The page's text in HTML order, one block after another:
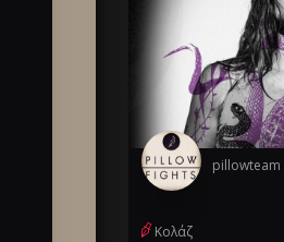
pillowteam
Κολάζ